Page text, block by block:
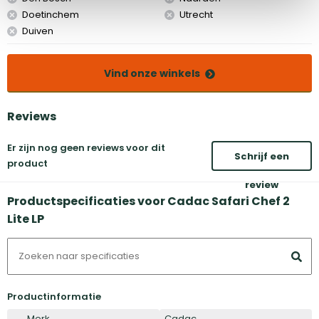
Doetinchem
Duiven
Utrecht
Vind onze winkels
Reviews
Er zijn nog geen reviews voor dit
product
Schrijf een
review
Productspecificaties voor Cadac Safari Chef 2
Lite LP
Productinformatie